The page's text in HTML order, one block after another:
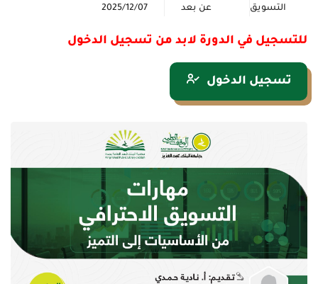
التسويق عن بعد 2025/12/07
للتسجيل في الدورة لابد من تسجيل الدخول
تسجيل الدخول